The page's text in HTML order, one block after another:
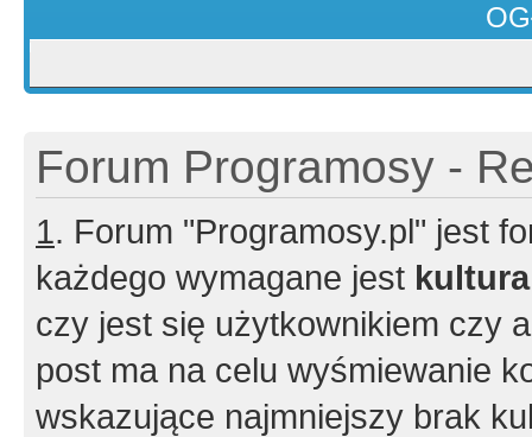
Forum Programosy -
1. Forum "Programosy.pl" jest
każdego wymagane jest
czy jest się użytkownikiem czy
post ma na celu wyśmiewanie
wskazujące najmniejszy brak